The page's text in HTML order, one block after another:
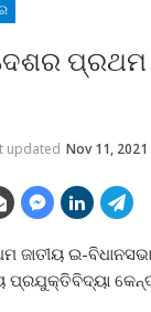
ପ୍ରଥମ
updated Nov 11, 2021
ଜାତୀୟ ଇ-